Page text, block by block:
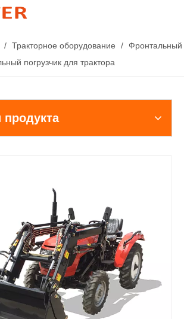
/ Тракторное оборудование / Фронтальный
погрузчик для трактора
продукта